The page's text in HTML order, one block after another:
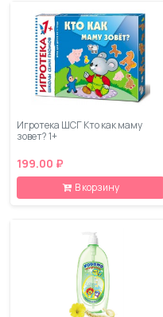
Игротека ШСГ Кто как маму
зовет? 1+
199.00 ₽
В корзину